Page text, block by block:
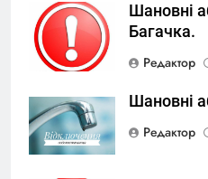
Шановні
Багачка.
Редактор
Шановні
Редактор